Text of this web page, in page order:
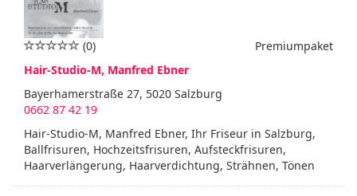
Premiumpaket
(0)
Hair-Studio-M, Manfred Ebner
Bayerhamerstraße 27, 5020 Salzburg
0662 87 42 19
Hair-Studio-M, Manfred Ebner, Ihr Friseur in Salzburg,
Ballfrisuren, Hochzeitsfrisuren, Aufsteckfrisuren,
Haarverlängerung, Haarverdichtung, Strähnen, Tönen